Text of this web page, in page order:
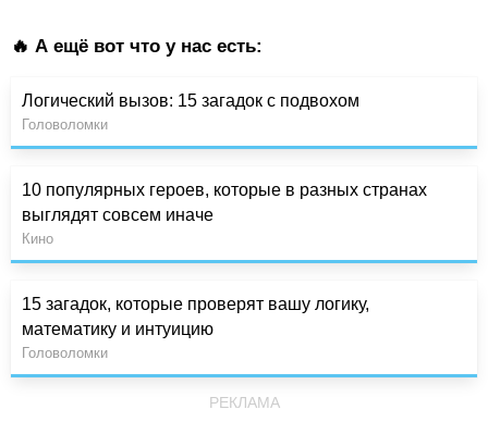
🔥 А ещё вот что у нас есть:
Логический вызов: 15 загадок с подвохом
Головоломки
10 популярных героев, которые в разных странах
выглядят совсем иначе
Кино
15 загадок, которые проверят вашу логику,
математику и интуицию
Головоломки
РЕКЛАМА